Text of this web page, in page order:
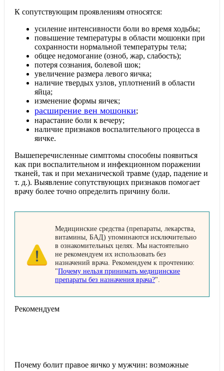
К сопутствующим проявлениям относятся:
усиление интенсивности боли во время ходьбы;
повышение температуры в области мошонки при
сохранности нормальной температуры тела;
общее недомогание (озноб, жар, слабость);
потеря сознания, болевой шок;
увеличение размера левого яичка;
наличие твердых узлов, уплотнений в области
яйца;
изменение формы яичек;
расширение вен мошонки;
нарастание боли к вечеру;
наличие признаков воспалительного процесса в
яичке.
Вышеперечисленные симптомы способны появиться
как при воспалительном и инфекционном поражении
тканей, так и при механической травме (удар, падение и
т. д.). Выявление сопутствующих признаков помогает
врачу более точно определить причину боли.
Медицинские средства (препараты, лекарства,
витамины, БАД) упоминаются исключительно
в ознакомительных целях. Мы настоятельно
не рекомендуем их использовать без
назначений врача. Рекомендуем к прочтению:
"Почему нельзя принимать медицинские
препараты без назначения врача?".
Рекомендуем
Почему болит правое яичко у мужчин: возможные